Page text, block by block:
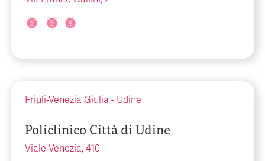
Friuli-Venezia Giulia - Udine
Policlinico Città di Udine
Viale Venezia, 410